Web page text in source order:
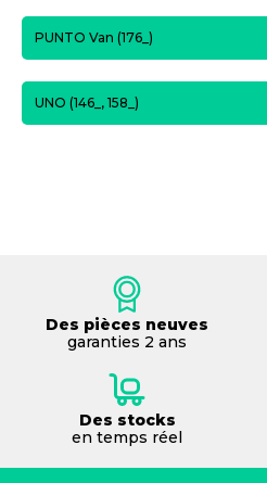
PUNTO Van (176_)
UNO (146_, 158_)
Des pièces neuves
garanties 2 ans
Des stocks
en temps réel